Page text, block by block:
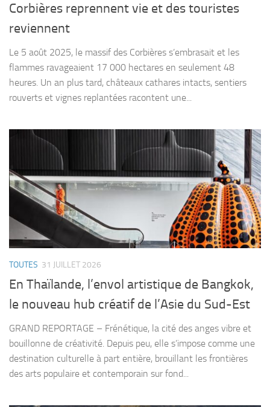
Corbières reprennent vie et des touristes
reviennent
Le 5 août 2025, le massif des Corbières s’embrasait et les
flammes ravageaient 17 000 hectares en seulement 48
heures. Un an plus tard, châteaux cathares intacts, sentiers
rouverts et vignes replantées racontent une...
TOUTES 31 JUILLET 2026
En Thaïlande, l’envol artistique de Bangkok,
le nouveau hub créatif de l’Asie du Sud-Est
GRAND REPORTAGE – Frénétique, la cité des anges vibre et
bouillonne de créativité. Depuis peu, elle s’impose comme une
destination culturelle à part entière, brouillant les frontières
des arts populaire et contemporain sur fond...